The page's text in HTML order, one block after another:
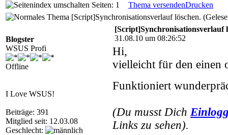
Seiten: 1
Thema versendenDrucken
[Script]Synchronisationsverlauf löschen.
Blogster
WSUS Profi
Offline
I Love WSUS!
Beiträge: 391
Mitglied seit: 12.03.08
Geschlecht:
[Script]Synchronisationsverlauf
31.08.10 um 08:26:52
Hi,
vielleicht für den einen
Funktioniert
(Du musst Dich
Links zu sehen).